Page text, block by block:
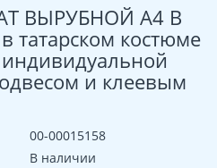
ВЫРУБНОЙ А4 В
татарском костюме
индивидуальной
и клеевым
00-00015158
В наличии